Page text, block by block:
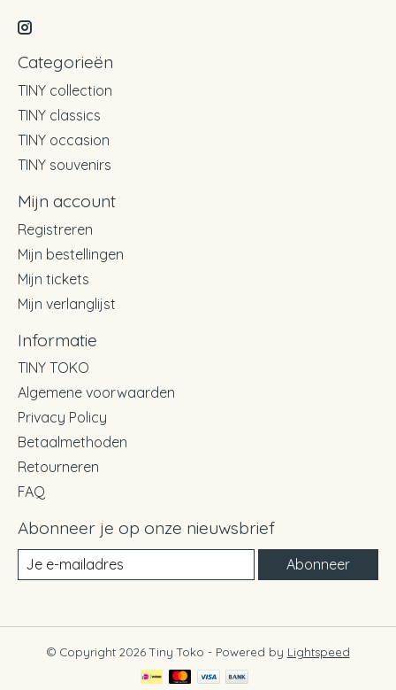
Categorieën
TINY collection
TINY classics
TINY occasion
TINY souvenirs
Mijn account
Registreren
Mijn bestellingen
Mijn tickets
Mijn verlanglijst
Informatie
TINY TOKO
Algemene voorwaarden
Privacy Policy
Betaalmethoden
Retourneren
FAQ
Abonneer je op onze nieuwsbrief
Abonneer
© Copyright 2026 Tiny Toko - Powered by Lightspeed